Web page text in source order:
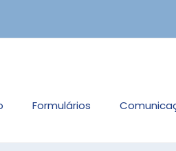
Formulários